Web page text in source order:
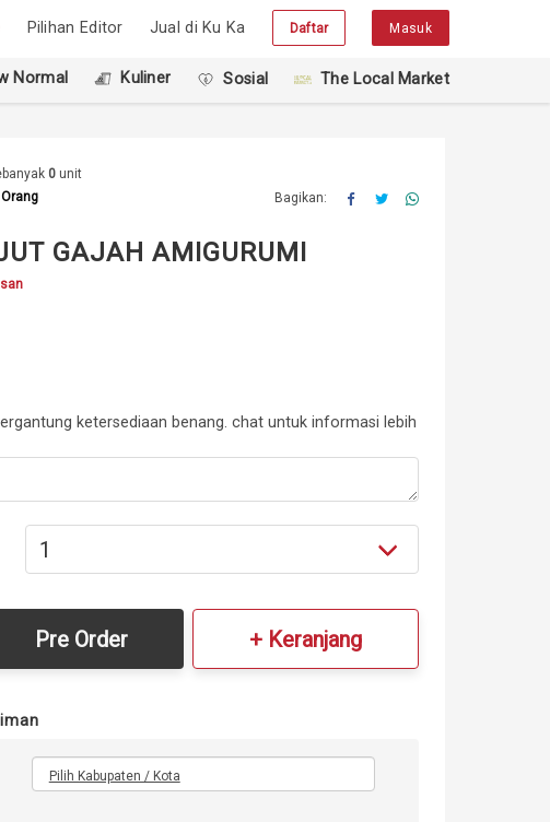
Pilihan Editor Jual di Ku Ka Daftar Masuk
Normal Kuliner Sosial The Local Market
0 unit
Bagikan:
GAJAH AMIGURUMI
ketersediaan benang. chat untuk informasi lebih
Pre Order + Keranjang
Pilih Kabupaten / Kota